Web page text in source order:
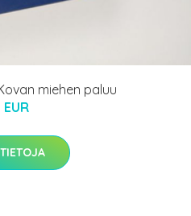
miehen paluu
EUR